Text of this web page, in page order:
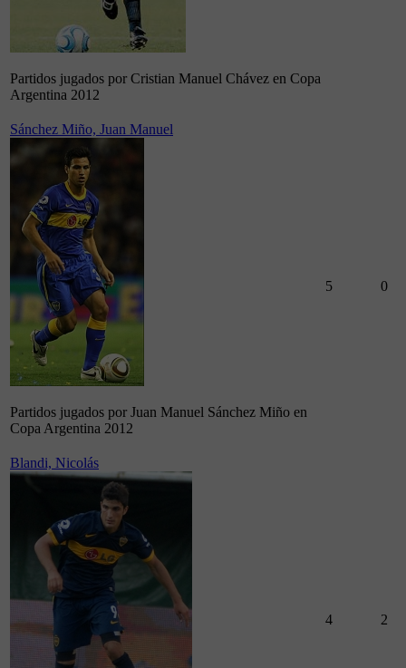
Partidos jugados por Cristian Manuel Chávez en Copa
Argentina 2012
Sánchez Miño, Juan Manuel
Partidos jugados por Juan Manuel Sánchez Miño en
Copa Argentina 2012
5 0
Blandi, Nicolás
4 2